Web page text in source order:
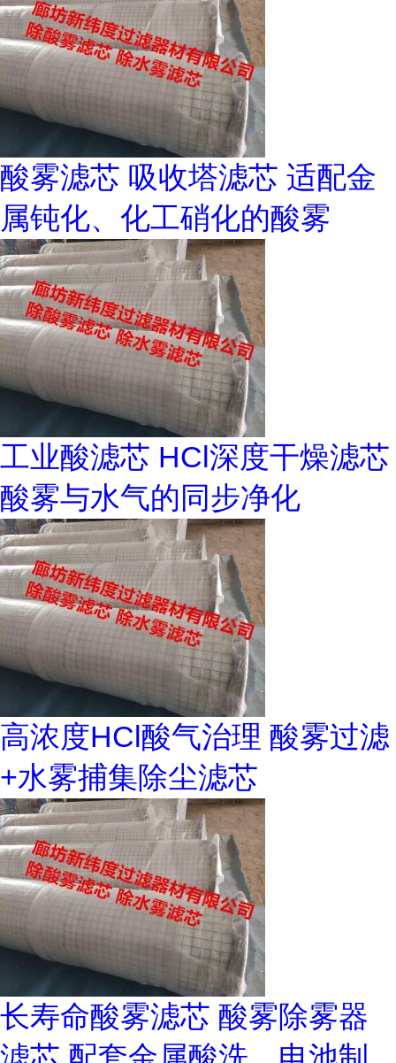
酸雾滤芯 吸收塔滤芯 适配金
属钝化、化工硝化的酸雾
工业酸滤芯 HCl深度干燥滤芯
酸雾与水气的同步净化
高浓度HCl酸气治理 酸雾过滤
+水雾捕集除尘滤芯
长寿命酸雾滤芯 酸雾除雾器